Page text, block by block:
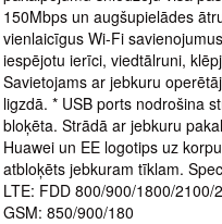
150Mbps un augšupielādes
vienlaicīgus Wi-Fi
iespējotu ierīci, viedtālruni,
Savietojams ar jebkuru
ligzdā. * USB ports nodrošina
bloķēta. Strādā ar jebkuru
Huawei un EE logotips uz
atbloķēts jebkuram tīklam.
LTE: FDD 800/900/1800/
GSM: 850/900/180